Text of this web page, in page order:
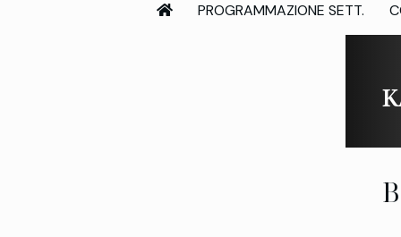
PROGRAMMAZIONE SETT.